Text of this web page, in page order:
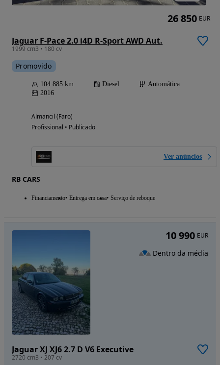
Jaguar F-Pace 2.0 i4D R-Sport AWD Aut.
1999 cm3 • 180 cv
Promovido
104 885 km Diesel
Automática
2016
Almancil (Faro)
Profissional • Publicado
Ver anúncios
RB CARS
Financiamento Entrega em casa Serviço de reboque
26 850 EUR
Jaguar XJ XJ6 2.7 D V6 Executive
2720 cm3 • 207 cv
10 990 EUR
Dentro da média